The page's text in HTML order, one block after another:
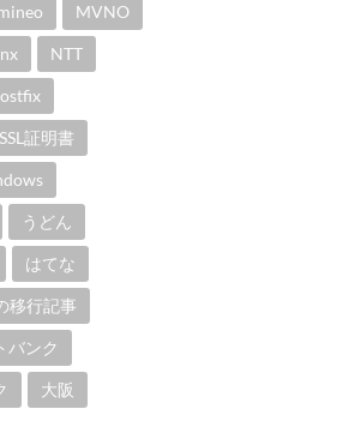
MVNO
NTT
SSL証明書
うどん
はてな
移行記事
バンク
大阪